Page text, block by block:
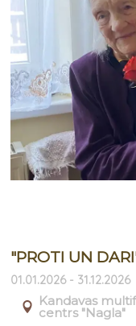
"PROTI UN
01.01.2026 - 31.12.2026
Kandavas
centrs "Nagla"